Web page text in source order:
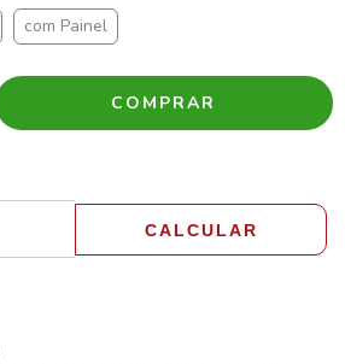
com Painel
CALCULAR